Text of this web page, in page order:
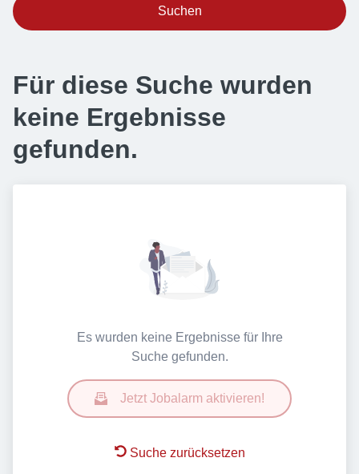
Suchen
Für diese Suche wurden
keine Ergebnisse
gefunden.
Es wurden keine Ergebnisse für Ihre
Suche gefunden.
Jetzt Jobalarm aktivieren!
Suche zurücksetzen